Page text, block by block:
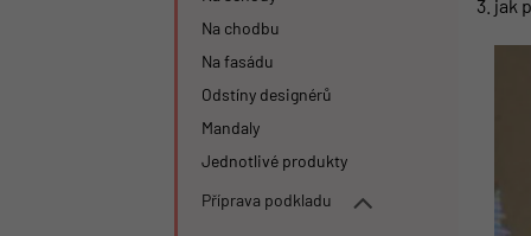
Na chodbu
Na fasádu
Odstíny designérů
Mandaly
Jednotlivé produkty
Příprava podkladu
jak